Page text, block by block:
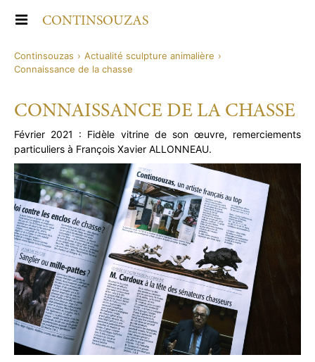
Aller au
contenu CONTINSOUZAS
BIOGRAPHIE
BRONZES ANIMALIERS
CERFS
CHEVREUILS
GRAND BROCARD
TROPHÉES ET MASSACRES
SANGLIERS
BÉCASSES
GIBIERS D’EAU
PETITS GIBIERS
ORNEMENTS POUR ARMES
CALOTTES ANIMALIÈRES
BOULES DE CULASSE
LIVRE D’ART
ACTUALITÉS
EXPOSITIONS / SALONS
NOUVELLE PIÈCE
PRESSE
CONTACT
Continsouzas › Actualité sculpture animalière ›
Connaissance de la chasse
CONNAISSANCE DE LA CHASSE
Février 2021 : Fidèle vitrine de son œuvre, remerciements
particuliers à François Xavier ALLONNEAU.